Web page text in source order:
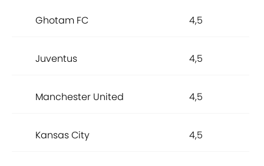
Ghotam FC 4,5
Juventus 4,5
Manchester United 4,5
Kansas City 4,5